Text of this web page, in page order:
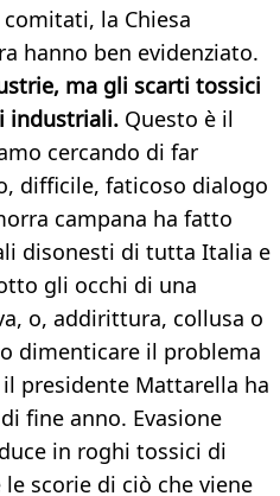
la Chiesa
hanno ben evidenziato.
ma gli scarti tossici
industriali. Questo è il
cercando di far
difficile, faticoso dialogo
campana ha fatto
disonesti di tutta Italia e
gli occhi di una
o, addirittura, collusa o
dimenticare il problema
il presidente Mattarella ha
fine anno. Evasione
in roghi tossici di
scorie di ciò che viene